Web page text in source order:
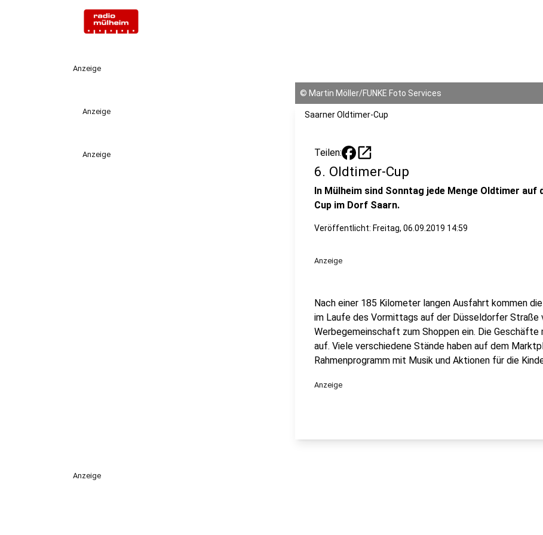
Anzeige
Anzeige
Anzeige
© Martin Möller/FUNKE Foto Services
Saarner Oldtimer-Cup
Teilen: open_in_new
6. Oldtimer-Cup
In Mülheim sind Sonntag jede Menge Oldtimer
Cup im Dorf Saarn.
Veröffentlicht: Freitag, 06.09.2019 14:59
Anzeige
Nach einer 185 Kilometer langen Ausfahrt kommen
im Laufe des Vormittags auf der Düsseldorfer Straße
Werbegemeinschaft zum Shoppen ein. Die Geschäfte
auf. Viele verschiedene Stände haben auf dem
Rahmenprogramm mit Musik und Aktionen für die
Anzeige
Anzeige